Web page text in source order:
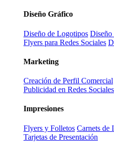
Diseño Gráfico
Diseño de Logotipos Diseño
Flyers para Redes Sociales
Marketing
Creación de Perfil Comercial
Publicidad en Redes Sociales
Impresiones
Flyers y Folletos Carnets de
Tarjetas de Presentación